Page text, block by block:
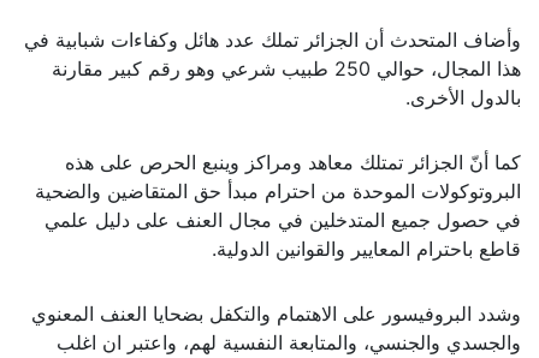
وأضاف المتحدث أن الجزائر تملك عدد هائل وكفاءات شبابية في
هذا المجال، حوالي 250 طبيب شرعي وهو رقم كبير مقارنة
بالدول الأخرى.
كما أنّ الجزائر تمتلك معاهد ومراكز وينبع الحرص على هذه
البروتوكولات الموحدة من احترام مبدأ حق المتقاضين والضحية
في حصول جميع المتدخلين في مجال العنف على دليل علمي
قاطع باحترام المعايير والقوانين الدولية.
وشدد البروفيسور على الاهتمام والتكفل بضحايا العنف المعنوي
والجسدي والجنسي، والمتابعة النفسية لهم، واعتبر ان اغلب